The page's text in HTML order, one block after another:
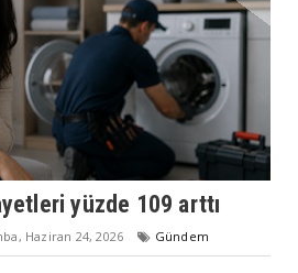
yüzde 109 arttı
Haziran 24, 2026 Gündem